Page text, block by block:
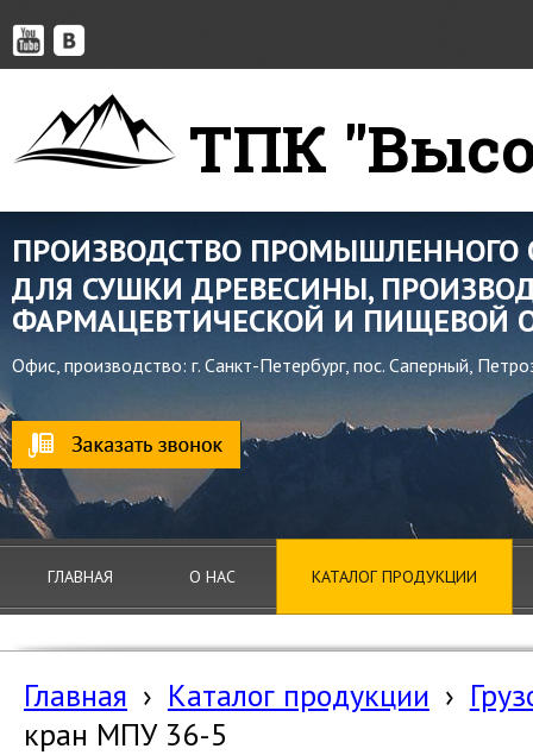
ТПК
ПРОИЗВОДСТВО ПРОМЫШЛЕННОГО
Офис, производство: г. Санкт-Петербург, пос. Саперный,
ДЛЯ СУШКИ ДРЕВЕСИНЫ,
ФАРМАЦЕВТИЧЕСКОЙ И ПИЩЕВОЙ
ГЛАВНАЯ О НАС КАТАЛОГ ПРОДУКЦИИ
Главная › Каталог продукции ›
кран МПУ 36-5